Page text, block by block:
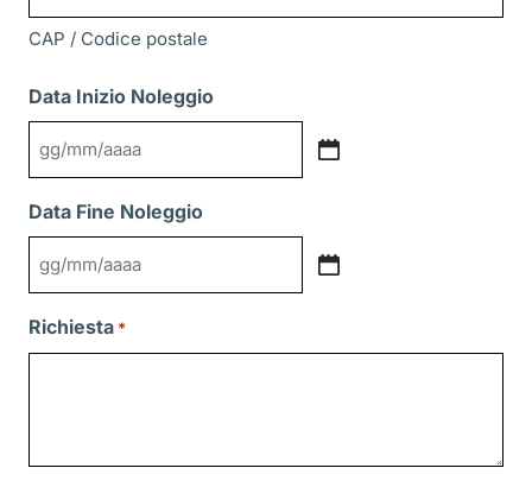
CAP / Codice postale
Data Inizio Noleggio
GG
MM
slash
AAAA
Data Fine Noleggio
GG
MM
Richiesta *